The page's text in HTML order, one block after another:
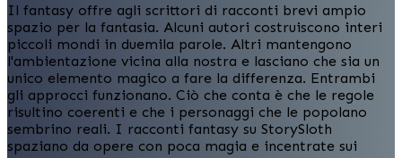
Il fantasy offre agli scrittori di racconti brevi ampio
spazio per la fantasia. Alcuni autori costruiscono interi
piccoli mondi in duemila parole. Altri mantengono
l'ambientazione vicina alla nostra e lasciano che sia un
unico elemento magico a fare la differenza. Entrambi
gli approcci funzionano. Ciò che conta è che le regole
risultino coerenti e che i personaggi che le popolano
sembrino reali. I racconti fantasy su StorySloth
spaziano da opere con poca magia e incentrate sui